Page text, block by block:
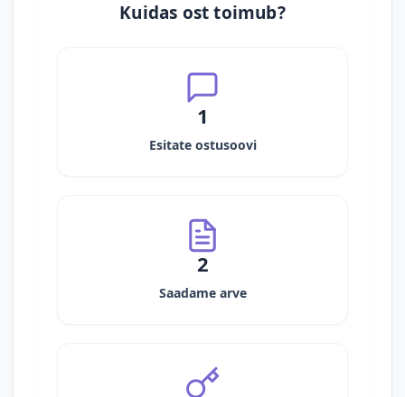
Kuidas ost toimub?
1
Esitate ostusoovi
2
Saadame arve